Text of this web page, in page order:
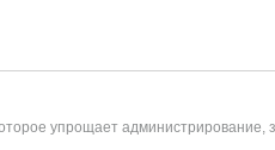
упрощает администрирование,